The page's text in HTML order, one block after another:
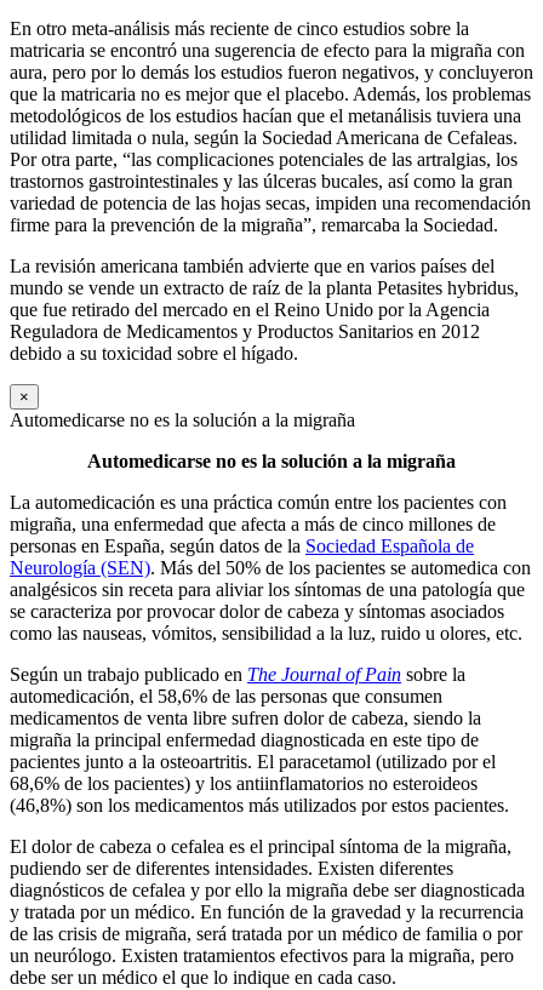
En otro meta-análisis más reciente de cinco estudios sobre la
matricaria se encontró una sugerencia de efecto para la migraña con
aura, pero por lo demás los estudios fueron negativos, y concluyeron
que la matricaria no es mejor que el placebo. Además, los problemas
metodológicos de los estudios hacían que el metanálisis tuviera una
utilidad limitada o nula, según la Sociedad Americana de Cefaleas.
Por otra parte, “las complicaciones potenciales de las artralgias, los
trastornos gastrointestinales y las úlceras bucales, así como la gran
variedad de potencia de las hojas secas, impiden una recomendación
firme para la prevención de la migraña”, remarcaba la Sociedad.
La revisión americana también advierte que en varios países del
mundo se vende un extracto de raíz de la planta Petasites hybridus,
que fue retirado del mercado en el Reino Unido por la Agencia
Reguladora de Medicamentos y Productos Sanitarios en 2012
debido a su toxicidad sobre el hígado.
×
Automedicarse no es la solución a la migraña
Automedicarse no es la solución a la migraña
La automedicación es una práctica común entre los pacientes con
migraña, una enfermedad que afecta a más de cinco millones de
personas en España, según datos de la Sociedad Española de
Neurología (SEN). Más del 50% de los pacientes se automedica con
analgésicos sin receta para aliviar los síntomas de una patología que
se caracteriza por provocar dolor de cabeza y síntomas asociados
como las nauseas, vómitos, sensibilidad a la luz, ruido u olores, etc.
Según un trabajo publicado en The Journal of Pain sobre la
automedicación, el 58,6% de las personas que consumen
medicamentos de venta libre sufren dolor de cabeza, siendo la
migraña la principal enfermedad diagnosticada en este tipo de
pacientes junto a la osteoartritis. El paracetamol (utilizado por el
68,6% de los pacientes) y los antiinflamatorios no esteroideos
(46,8%) son los medicamentos más utilizados por estos pacientes.
El dolor de cabeza o cefalea es el principal síntoma de la migraña,
pudiendo ser de diferentes intensidades. Existen diferentes
diagnósticos de cefalea y por ello la migraña debe ser diagnosticada
y tratada por un médico. En función de la gravedad y la recurrencia
de las crisis de migraña, será tratada por un médico de familia o por
un neurólogo. Existen tratamientos efectivos para la migraña, pero
debe ser un médico el que lo indique en cada caso.